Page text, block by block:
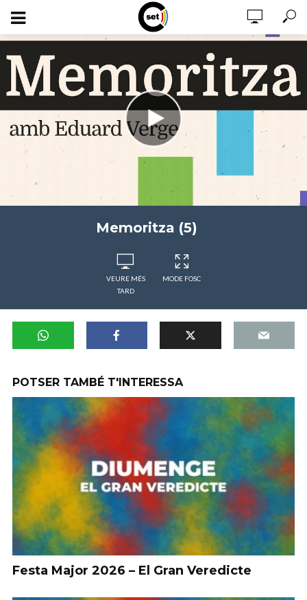
Memoritza (5)
VEURE MÉS
TARD
MODE FOSC
POTSER TAMBÉ T'INTERESSA
Festa Major 2026 – El Gran Veredicte